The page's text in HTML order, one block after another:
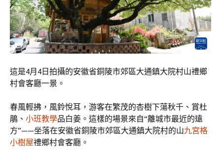
這是4月4日拍攝的安徽省銅陵市郊區大通鎮大院村山禮鄉
村會客廳一景。
春風輕拂，風鈴悅耳，游客在繁茂的杏樹下蕩秋千、賞杜
鵑、 小班教學品白姜。這樣的場景來自“離城市最近的遠
方”——坐落在安徽省銅陵市郊區大通鎮大院村的山九宮格
小樹屋禮鄉村會客廳。